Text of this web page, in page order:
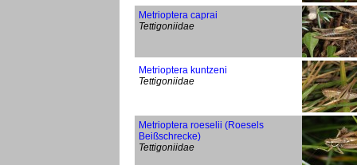
Metrioptera caprai
Tettigoniidae
Metrioptera kuntzeni
Tettigoniidae
Metrioptera roeselii (Roesels
Beißschrecke)
Tettigoniidae